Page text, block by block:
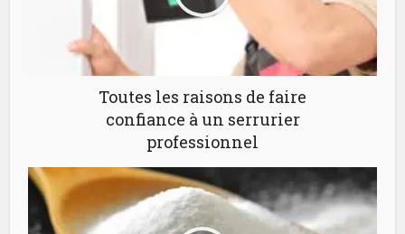
Toutes les raisons de faire
confiance à un serrurier
professionnel